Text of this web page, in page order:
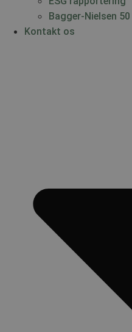
Bagger-Nielsen
Kontakt os